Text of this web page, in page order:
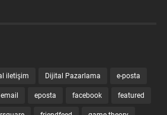
iletişim Dijital Pazarlama e-posta
email eposta facebook featured